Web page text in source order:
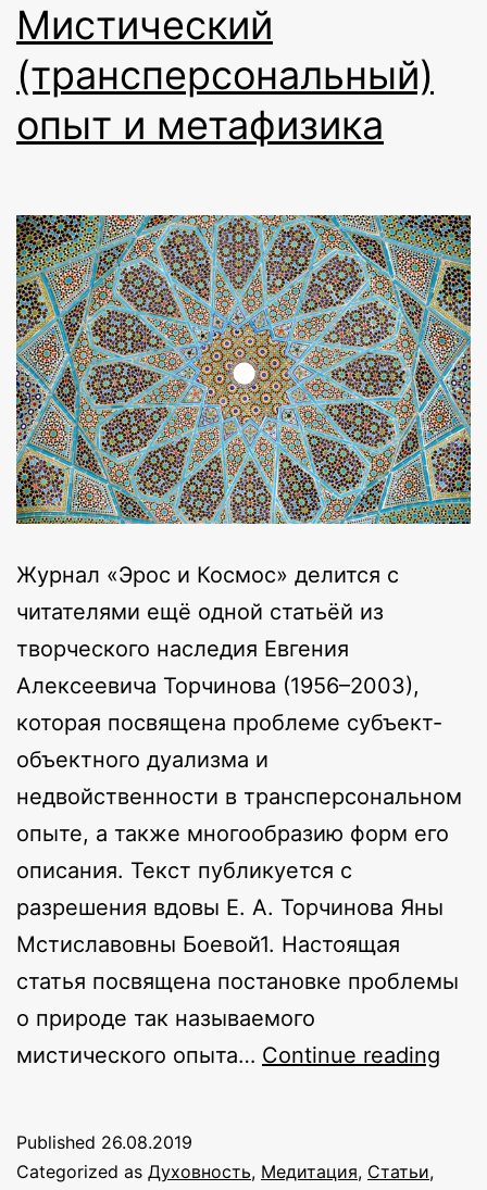
Мистический
(трансперсональный)
опыт и метафизика
Журнал «Эрос и Космос» делится с
читателями ещё одной статьёй из
творческого наследия Евгения
Алексеевича Торчинова (1956–2003),
которая посвящена проблеме субъект-
объектного дуализма и
недвойственности в трансперсональном
опыте, а также многообразию форм его
описания. Текст публикуется с
разрешения вдовы Е. А. Торчинова Яны
Мстиславовны Боевой1. Настоящая
статья посвящена постановке проблемы
о природе так называемого
мистического опыта… Continue reading
Published 26.08.2019
Categorized as Духовность, Медитация, Статьи,